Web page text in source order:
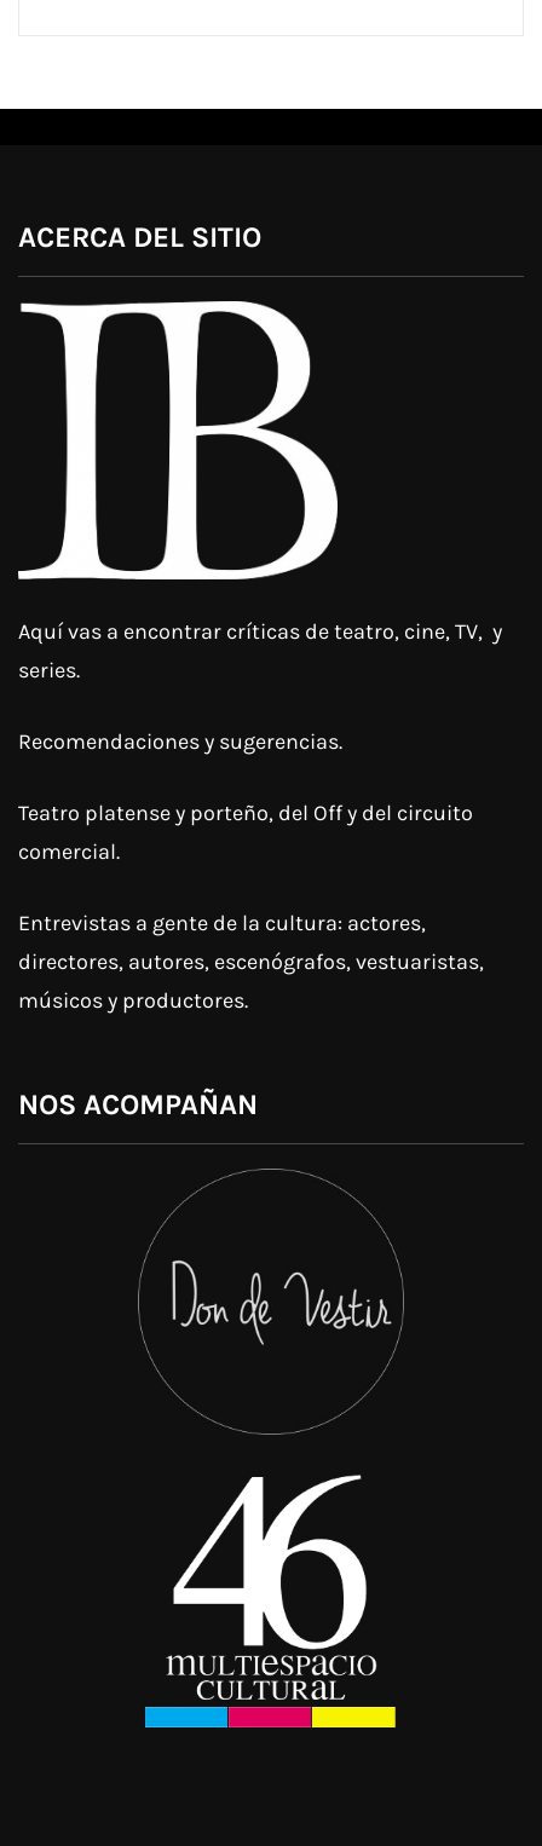
ACERCA DEL SITIO
Aquí vas a encontrar críticas de teatro, cine, TV, y
series.
Recomendaciones y sugerencias.
Teatro platense y porteño, del Off y del circuito
comercial.
Entrevistas a gente de la cultura: actores,
directores, autores, escenógrafos, vestuaristas,
músicos y productores.
NOS ACOMPAÑAN